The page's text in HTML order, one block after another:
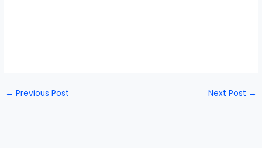
← Previous Post Next Post →